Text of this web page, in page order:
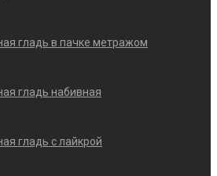
гладь в пачке метражом
гладь набивная
гладь с лайкрой